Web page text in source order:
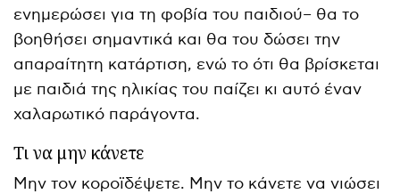
ενημερώσει για τη φοβία του παιδιού– θα το
βοηθήσει σημαντικά και θα του δώσει την
απαραίτητη κατάρτιση, ενώ το ότι θα βρίσκεται
με παιδιά της ηλικίας του παίζει κι αυτό έναν
χαλαρωτικό παράγοντα.
Τι να μην κάνετε
Μην τον κοροϊδέψετε. Μην το κάνετε να νιώσει